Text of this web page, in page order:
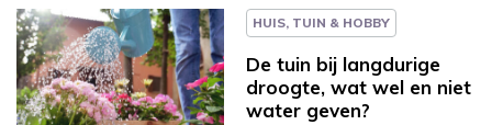
HUIS, TUIN & HOBBY
De tuin bij langdurige
droogte, wat wel en niet
water geven?